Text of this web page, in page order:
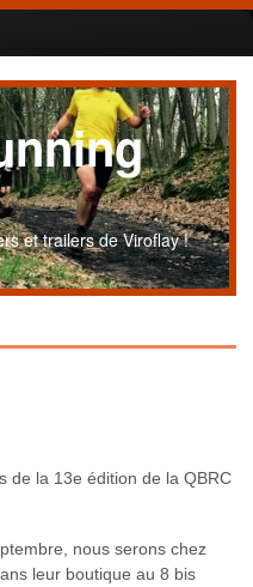
et trailers de Viroflay !
de la 13e édition de la QBRC
nous serons chez
leur boutique au 8 bis